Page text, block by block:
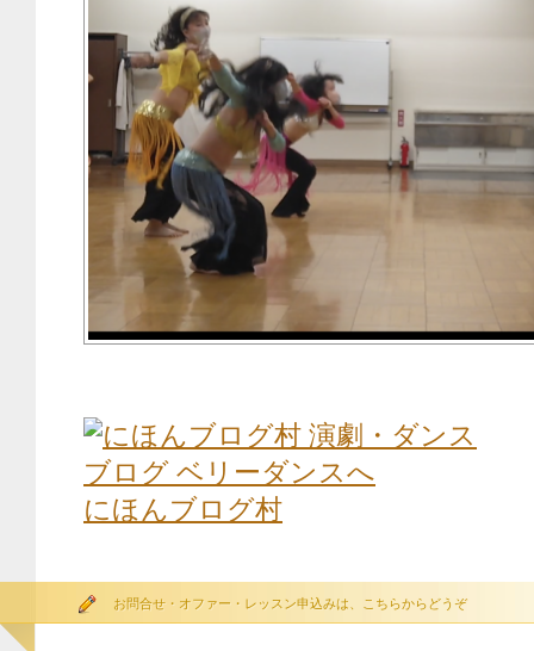
にほんブログ村
お問合せ・オファー・レッスン申込みは、こちらからどうぞ